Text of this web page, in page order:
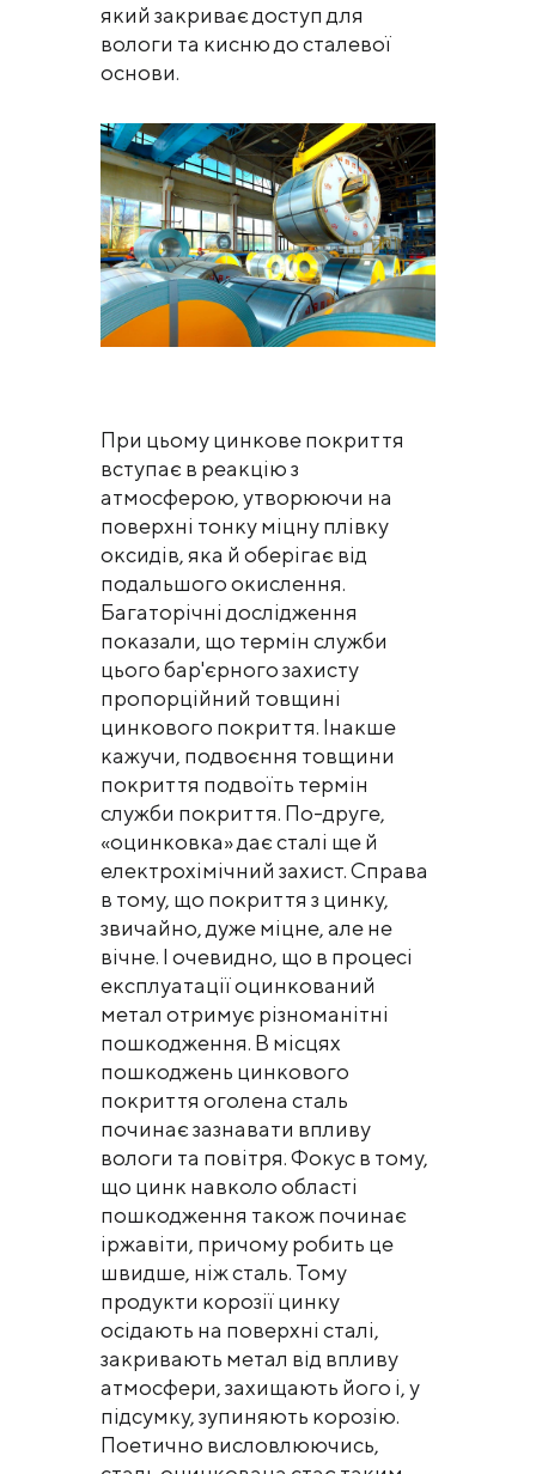
який закриває доступ для
вологи та кисню до сталевої
основи.
При цьому цинкове покриття
вступає в реакцію з
атмосферою, утворюючи на
поверхні тонку міцну плівку
оксидів, яка й оберігає від
подальшого окислення.
Багаторічні дослідження
показали, що термін служби
цього бар'єрного захисту
пропорційний товщині
цинкового покриття. Інакше
кажучи, подвоєння товщини
покриття подвоїть термін
служби покриття. По-друге,
«оцинковка» дає сталі ще й
електрохімічний захист. Справа
в тому, що покриття з цинку,
звичайно, дуже міцне, але не
вічне. І очевидно, що в процесі
експлуатації оцинкований
метал отримує різноманітні
пошкодження. В місцях
пошкоджень цинкового
покриття оголена сталь
починає зазнавати впливу
вологи та повітря. Фокус в тому,
що цинк навколо області
пошкодження також починає
іржавіти, причому робить це
швидше, ніж сталь. Тому
продукти корозії цинку
осідають на поверхні сталі,
закривають метал від впливу
атмосфери, захищають його і, у
підсумку, зупиняють корозію.
Поетично висловлюючись,